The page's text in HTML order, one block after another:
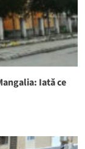
Iată ce